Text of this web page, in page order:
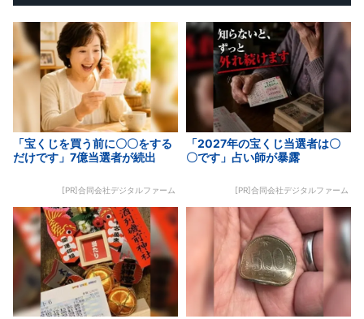
「宝くじを買う前に〇〇をする
だけです」7億当選者が続出
[PR]合同会社デジタルファーム
「2027年の宝くじ当選者は〇
〇です」占い師が暴露
[PR]合同会社デジタルファーム